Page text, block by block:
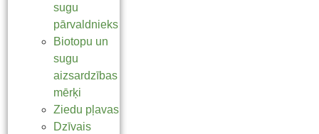
sugu
pārvaldnieks
Biotopu un
sugu
aizsardzības
mērķi
Ziedu pļavas
Dzīvais